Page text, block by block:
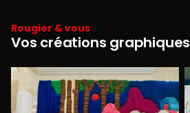
Rougier & vous
Vos créations graphiques